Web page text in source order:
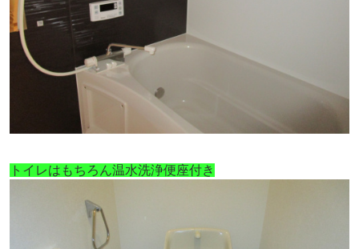
トイレはもちろん温水洗浄便座付き